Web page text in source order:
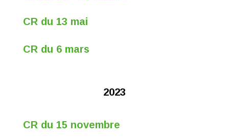
CR du 13 mai
CR du 6 mars
2023
CR du 15 novembre